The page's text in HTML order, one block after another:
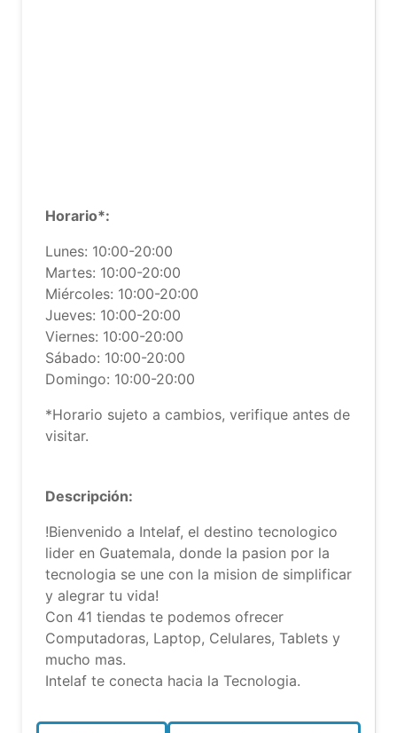
Horario*:
Lunes: 10:00-20:00
Martes: 10:00-20:00
Miércoles: 10:00-20:00
Jueves: 10:00-20:00
Viernes: 10:00-20:00
Sábado: 10:00-20:00
Domingo: 10:00-20:00
*Horario sujeto a cambios, verifique antes de
visitar.
Descripción:
!Bienvenido a Intelaf, el destino tecnologico
lider en Guatemala, donde la pasion por la
tecnologia se une con la mision de simplificar
y alegrar tu vida!
Con 41 tiendas te podemos ofrecer
Computadoras, Laptop, Celulares, Tablets y
mucho mas.
Intelaf te conecta hacia la Tecnologia.